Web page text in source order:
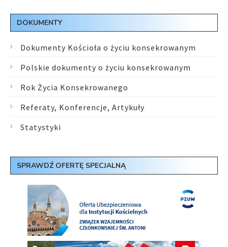
DOKUMENTY
Dokumenty Kościoła o życiu konsekrowanym
Polskie dokumenty o życiu konsekrowanym
Rok Życia Konsekrowanego
Referaty, Konferencje, Artykuły
Statystyki
SPRAWDŹ OFERTĘ SPECJALNĄ